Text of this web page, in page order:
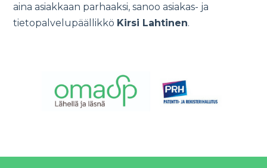
aina asiakkaan parhaaksi, sanoo asiakas- ja
tietopalvelupäällikkö Kirsi Lahtinen.